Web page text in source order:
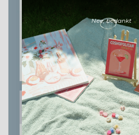
Nee, bedankt